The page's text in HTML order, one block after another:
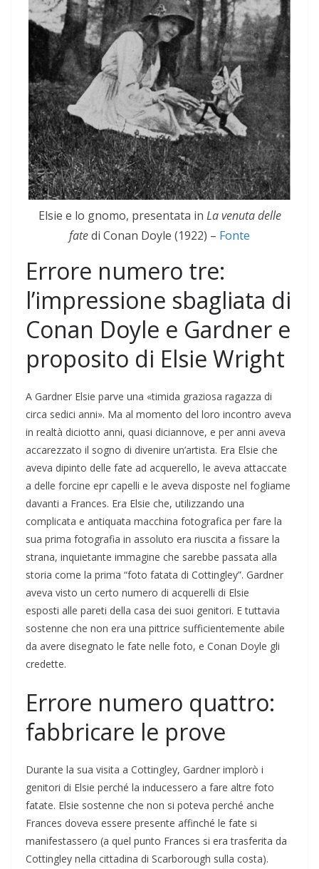
Elsie e lo gnomo, presentata in La venuta delle
fatedi Conan Doyle (1922) – Fonte
Errore numero tre:
l’impressione sbagliata di
Conan Doyle e Gardner e
proposito di Elsie Wright
A Gardner Elsie parve una «timida graziosa ragazza di
circa sedici anni». Ma al momento del loro incontro aveva
in realtà diciotto anni, quasi diciannove, e per anni aveva
accarezzato il sogno di divenire un’artista. Era Elsie che
aveva dipinto delle fate ad acquerello, le aveva attaccate
a delle forcine epr capelli e le aveva disposte nel fogliame
davanti a Frances. Era Elsie che, utilizzando una
complicata e antiquata macchina fotografica per fare la
sua prima fotografia in assoluto era riuscita a fissare la
strana, inquietante immagine che sarebbe passata alla
storia come la prima “foto fatata di Cottingley”. Gardner
aveva visto un certo numero di acquerelli di Elsie
esposti alle pareti della casa dei suoi genitori. E tuttavia
sostenne che non era una pittrice sufficientemente abile
da avere disegnato le fate nelle foto, e Conan Doyle gli
credette.
Errore numero quattro:
fabbricare le prove
Durante la sua visita a Cottingley, Gardner implorò i
genitori di Elsie perché la inducessero a fare altre foto
fatate. Elsie sostenne che non si poteva perché anche
Frances doveva essere presente affinché le fate si
manifestassero (a quel punto Frances si era trasferita da
Cottingley nella cittadina di Scarborough sulla costa).